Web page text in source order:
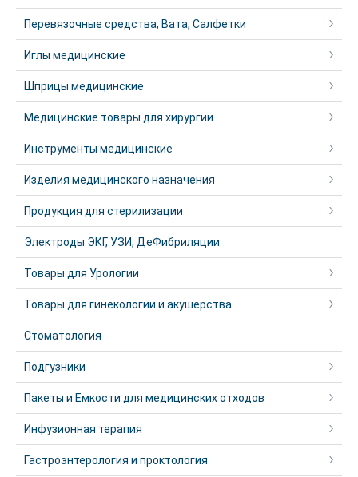
Перевязочные средства, Вата, Салфетки
Иглы медицинские
Шприцы медицинские
Медицинские товары для хирургии
Инструменты медицинские
Изделия медицинского назначения
Продукция для стерилизации
Электроды ЭКГ, УЗИ, ДеФибриляции
Товары для Урологии
Товары для гинекологии и акушерства
Стоматология
Подгузники
Пакеты и Емкости для медицинских отходов
Инфузионная терапия
Гастроэнтерология и проктология